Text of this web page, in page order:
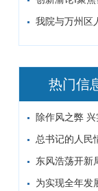
热门信
除作风之弊